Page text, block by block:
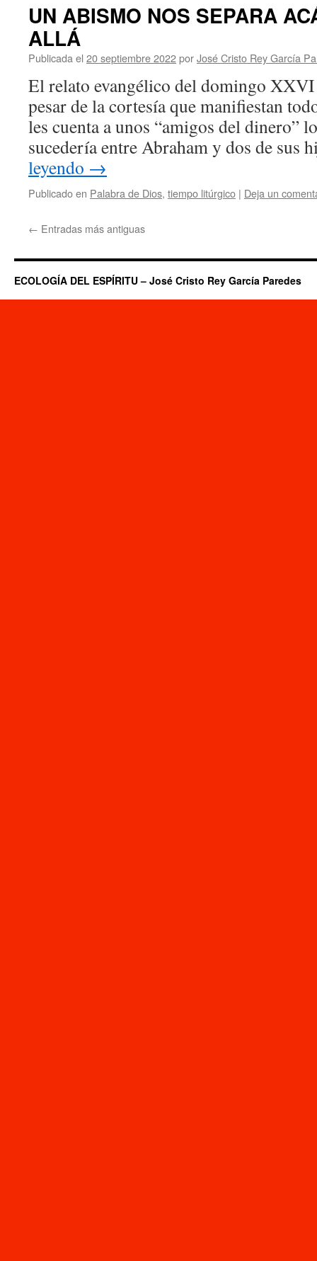
UN ABISMO NOS SEPARA
ALLÁ
Publicada el 20 septiembre 2022porJosé Cristo Rey García
El relato evangélico del domingo XXVI
pesar de la cortesía que manifiestan
les cuenta a unos “amigos del dinero”
sucedería entre Abraham y dos de
leyendo →
Publicado en Palabra de Dios, tiempo litúrgico | Deja un
← Entradas más antiguas
ECOLOGÍA DEL ESPÍRITU – José Cristo Rey García Paredes